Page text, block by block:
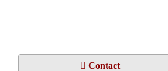
Contact